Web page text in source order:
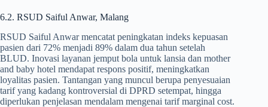
6.2. RSUD Saiful Anwar, Malang
RSUD Saiful Anwar mencatat peningkatan indeks kepuasan
pasien dari 72% menjadi 89% dalam dua tahun setelah
BLUD. Inovasi layanan jemput bola untuk lansia dan mother
and baby hotel mendapat respons positif, meningkatkan
loyalitas pasien. Tantangan yang muncul berupa penyesuaian
tarif yang kadang kontroversial di DPRD setempat, hingga
diperlukan penjelasan mendalam mengenai tarif marginal cost.